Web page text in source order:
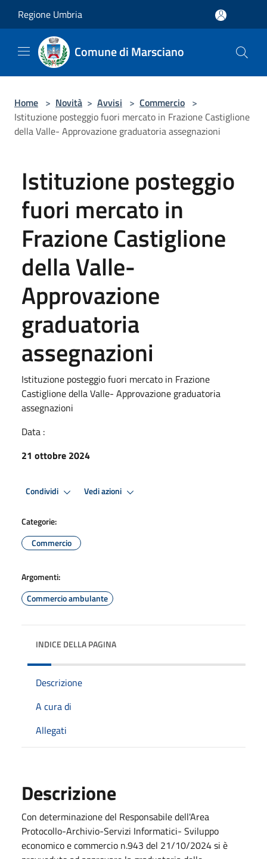
Regione Umbria
Comune di Marsciano
Home > Novità > Avvisi > Commercio >
Istituzione posteggio fuori mercato in Frazione Castiglione
della Valle- Approvazione graduatoria assegnazioni
Istituzione posteggio
fuori mercato in
Frazione Castiglione
della Valle-
Approvazione
graduatoria
assegnazioni
Istituzione posteggio fuori mercato in Frazione
Castiglione della Valle- Approvazione graduatoria
assegnazioni
Data :
21 ottobre 2024
Condividi Vedi azioni
Categorie:
Commercio
Argomenti:
Commercio ambulante
INDICE DELLA PAGINA
Descrizione
A cura di
Allegati
Descrizione
Con determinazione del Responsabile dell'Area
Protocollo-Archivio-Servizi Informatici- Sviluppo
economico e commercio n.943 del 21/10/2024 si è